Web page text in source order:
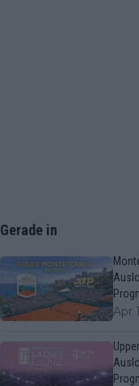
Gerade in
Apr